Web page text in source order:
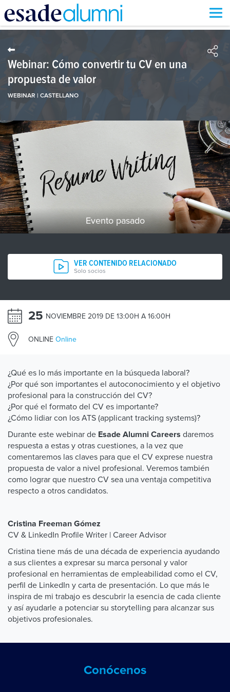
Pasar
contenido
principal
Webinar: Cómo convertir tu CV en una
propuesta de valor
WEBINAR | CASTELLANO
Evento pasado
VER CONTENIDO RELACIONADO
Solo socios
25 NOVIEMBRE 2019 DE 13:00H A 16:00H
ONLINE Online
¿Qué es lo más importante en la búsqueda laboral?
¿Por qué son importantes el autoconocimiento y el objetivo
profesional para la construcción del CV?
¿Por qué el formato del CV es importante?
¿Cómo lidiar con los ATS (applicant tracking systems)?
Durante este webinar de Esade Alumni Careers daremos
respuesta a estas y otras cuestiones, a la vez que
comentaremos las claves para que el CV exprese nuestra
propuesta de valor a nivel profesional. Veremos también
como lograr que nuestro CV sea una ventaja competitiva
respecto a otros candidatos.
Cristina Freeman Gómez
CV & LinkedIn Profile Writer | Career Advisor
Cristina tiene más de una década de experiencia ayudando
a sus clientes a expresar su marca personal y valor
profesional en herramientas de empleabilidad como el CV,
perfil de LinkedIn y carta de presentación. Lo que más le
inspira de mi trabajo es descubrir la esencia de cada cliente
y así ayudarle a potenciar su storytelling para alcanzar sus
objetivos profesionales.
Conócenos